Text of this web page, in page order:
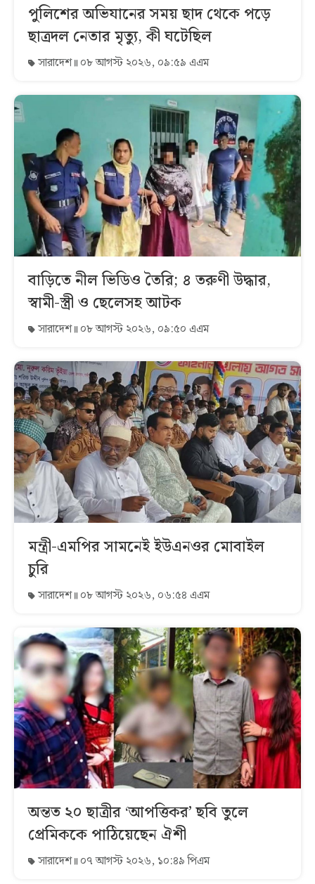
পুলিশের অভিযানের সময় ছাদ থেকে পড়ে
ছাত্রদল নেতার মৃত্যু, কী ঘটেছিল
সারাদেশ ০৮ আগস্ট ২০২৬, ০৯:৫৯ এএম
বাড়িতে নীল ভিডিও তৈরি; ৪ তরুণী উদ্ধার,
স্বামী-স্ত্রী ও ছেলেসহ আটক
সারাদেশ ০৮ আগস্ট ২০২৬, ০৯:৫০ এএম
মন্ত্রী-এমপির সামনেই ইউএনওর মোবাইল
চুরি
সারাদেশ ০৮ আগস্ট ২০২৬, ০৬:৫৪ এএম
অন্তত ২০ ছাত্রীর ‘আপত্তিকর’ ছবি তুলে
প্রেমিককে পাঠিয়েছেন ঐশী
সারাদেশ ০৭ আগস্ট ২০২৬, ১০:৪৯ পিএম